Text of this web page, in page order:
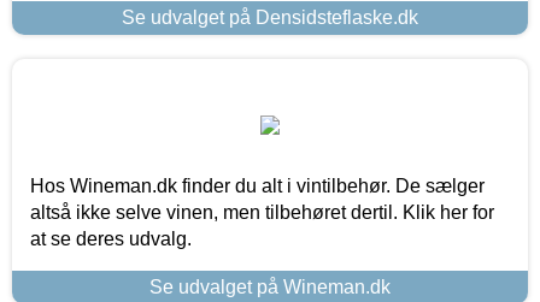
Se udvalget på Densidsteflaske.dk
Hos Wineman.dk finder du alt i vintilbehør. De sælger
altså ikke selve vinen, men tilbehøret dertil. Klik her for
at se deres udvalg.
Se udvalget på Wineman.dk